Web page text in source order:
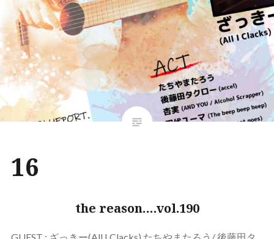
16
the reason….vol.190
GUEST : ざっきー(All I Clacks) たちやまたろう/ 後藤田タ